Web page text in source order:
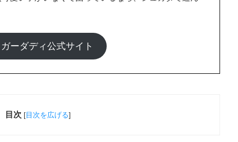
ーダディ公式サイト
目次 [目次を広げる]